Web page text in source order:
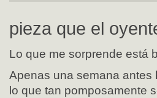
pieza que el
Lo que me sorprende está
Apenas una semana
lo que tan pomposamente